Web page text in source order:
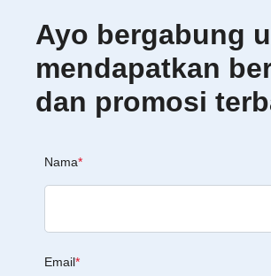
Ayo bergabung
mendapatkan
dan promosi
Nama*
Email*